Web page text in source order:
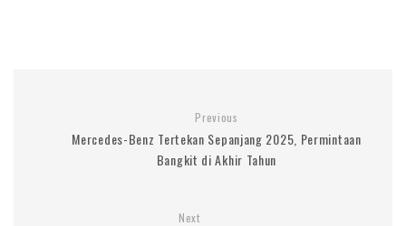
Previous
Mercedes-Benz Tertekan Sepanjang 2025, Permintaan
Bangkit di Akhir Tahun
Next